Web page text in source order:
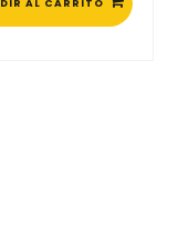
AL CARRITO